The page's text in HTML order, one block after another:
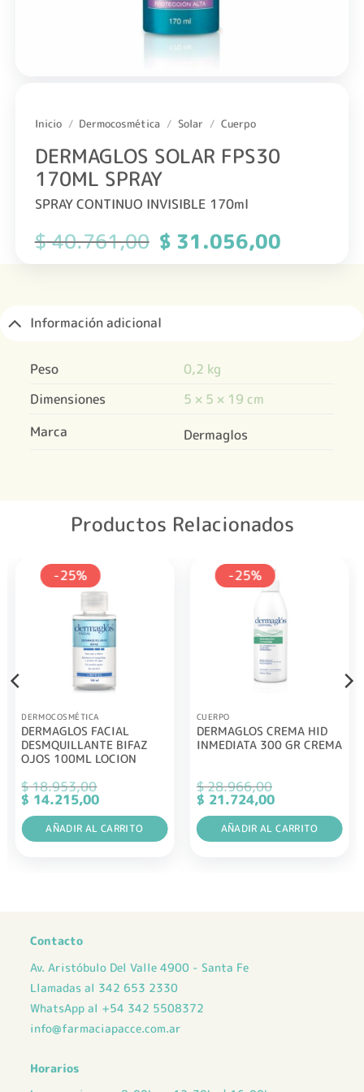
Inicio / Dermocosmética / Solar / Cuerpo
DERMAGLOS SOLAR FPS30
170ML SPRAY
SPRAY CONTINUO INVISIBLE 170ml
$40.761,00 El
precio
original
$31.056,00El
actual
Información adicional
Peso
0,2 kg
Dimensiones
5 × 5 × 19 cm
Marca
Dermaglos
Productos Relacionados
-25%
DERMOCOSMÉTICA
DERMAGLOS FACIAL
DESMQUILLANTE BIFAZ
OJOS 100ML LOCION
$18.953,00
El
precio
original
era:
$ 18.953,00.
$ 14.215,00El
precio
actual
es:
$ 14.215,00.
AÑADIR AL CARRITO
-25%
CUERPO
DERMAGLOS CREMA HID
INMEDIATA 300 GR CREMA
$28.966,00
El
precio
original
era:
$ 28.966,00.
$ 21.724,00El
precio
actual
es:
$ 21.724,00.
AÑADIR AL CARRITO
Contacto
Av. Aristóbulo Del Valle 4900 - Santa Fe
Llamadas al 342 653 2330
WhatsApp al +54 342 5508372
info@farmaciapacce.com.ar
Horarios